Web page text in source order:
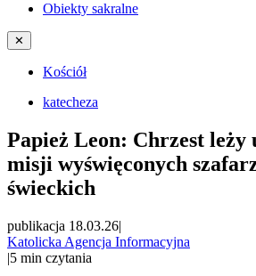
Obiekty sakralne
✕
Kościół
katecheza
Papież Leon: Chrzest leży
misji wyświęconych
świeckich
publikacja 18.03.26|
Katolicka Agencja Informacyjna
|5 min czytania